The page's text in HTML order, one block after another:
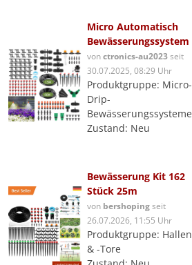
Micro Automatisch
Bewässerungssystem
vonctronics-au2023seit
30.07.2025, 08:29 Uhr
Produktgruppe: Micro-
Drip-
Bewässerungssysteme
Zustand: Neu
Bewässerung Kit 162
Stück 25m
von bershopingseit
26.07.2026, 11:55 Uhr
Produktgruppe: Hallen
& -Tore